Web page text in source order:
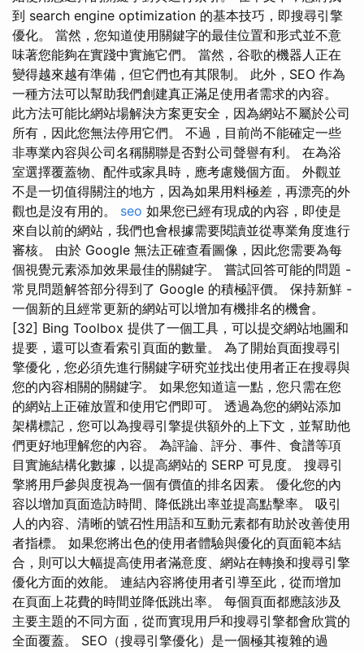
到 search engine optimization 的基本技巧，即搜尋引擎
優化。 當然，您知道使用關鍵字的最佳位置和形式並不意
味著您能夠在實踐中實施它們。 當然，谷歌的機器人正在
變得越來越有準備，但它們也有其限制。 此外，SEO 作為
一種方法可以幫助我們創建真正滿足使用者需求的內容。
此方法可能比網站場解決方案更安全，因為網站不屬於公司
所有，因此您無法停用它們。 不過，目前尚不能確定一些
非專業內容與公司名稱關聯是否對公司聲譽有利。 在為浴
室選擇覆蓋物、配件或家具時，應考慮幾個方面。 外觀並
不是一切值得關注的地方，因為如果用料極差，再漂亮的外
觀也是沒有用的。 seo 如果您已經有現成的內容，即使是
來自以前的網站，我們也會根據需要閱讀並從專業角度進行
審核。 由於 Google 無法正確查看圖像，因此您需要為每
個視覺元素添加效果最佳的關鍵字。 嘗試回答可能的問題 -
常見問題解答部分得到了 Google 的積極評價。 保持新鮮 -
一個新的且經常更新的網站可以增加有機排名的機會。
[32] Bing Toolbox 提供了一個工具，可以提交網站地圖和
提要，還可以查看索引頁面的數量。 為了開始頁面搜尋引
擎優化，您必須先進行關鍵字研究並找出使用者正在搜尋與
您的內容相關的關鍵字。 如果您知道這一點，您只需在您
的網站上正確放置和使用它們即可。 透過為您的網站添加
架構標記，您可以為搜尋引擎提供額外的上下文，並幫助他
們更好地理解您的內容。 為評論、評分、事件、食譜等項
目實施結構化數據，以提高網站的 SERP 可見度。 搜尋引
擎將用戶參與度視為一個有價值的排名因素。 優化您的內
容以增加頁面造訪時間、降低跳出率並提高點擊率。 吸引
人的內容、清晰的號召性用語和互動元素都有助於改善使用
者指標。 如果您將出色的使用者體驗與優化的頁面範本結
合，則可以大幅提高使用者滿意度、網站在轉換和搜尋引擎
優化方面的效能。 連結內容將使用者引導至此，從而增加
在頁面上花費的時間並降低跳出率。 每個頁面都應該涉及
主要主題的不同方面，從而實現用戶和搜尋引擎都會欣賞的
全面覆蓋。 SEO（搜尋引擎優化）是一個極其複雜的過